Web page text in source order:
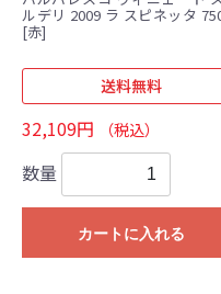
ルデリ 2009 ラ スピネッタ
[赤]
送料無料
32,109円 （税込）
数量
カートに入れる